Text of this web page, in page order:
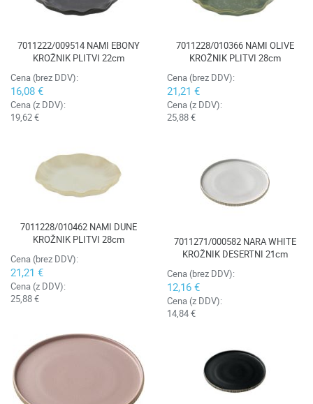
7011222/009514 NAMI EBONY
KROŽNIK PLITVI 22cm
Cena (brez DDV):
16,08 €
Cena (z DDV):
19,62 €
7011228/010366 NAMI OLIVE
KROŽNIK PLITVI 28cm
Cena (brez DDV):
21,21 €
Cena (z DDV):
25,88 €
7011228/010462 NAMI DUNE
KROŽNIK PLITVI 28cm
Cena (brez DDV):
21,21 €
Cena (z DDV):
25,88 €
7011271/000582 NARA WHITE
KROŽNIK DESERTNI 21cm
Cena (brez DDV):
12,16 €
Cena (z DDV):
14,84 €